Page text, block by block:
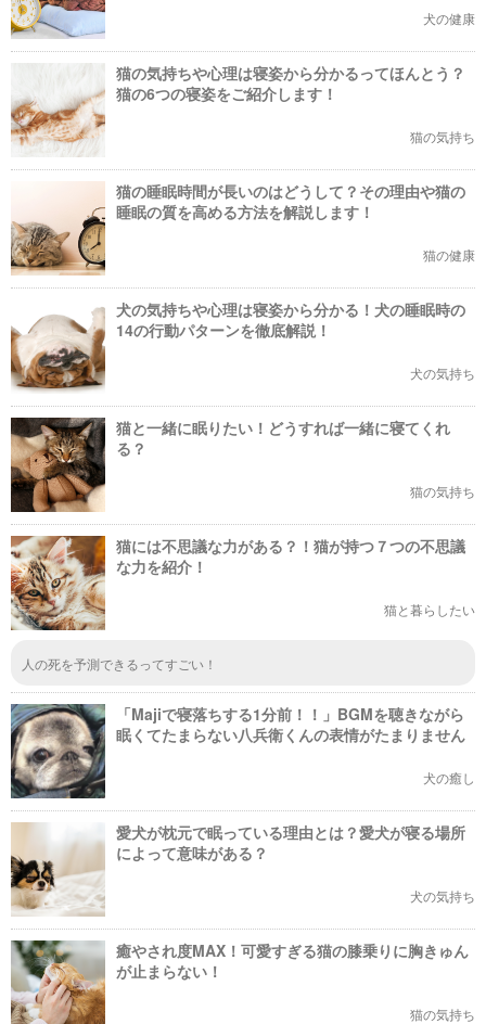
犬の健康
猫の気持ちや心理は寝姿から分かるってほんとう？
猫の6つの寝姿をご紹介します！
猫の気持ち
猫の睡眠時間が長いのはどうして？その理由や猫の
睡眠の質を高める方法を解説します！
猫の健康
犬の気持ちや心理は寝姿から分かる！犬の睡眠時の
14の行動パターンを徹底解説！
犬の気持ち
猫と一緒に眠りたい！どうすれば一緒に寝てくれ
る？
猫の気持ち
猫には不思議な力がある？！猫が持つ７つの不思議
な力を紹介！
猫と暮らしたい
人の死を予測できるってすごい！
「Majiで寝落ちする1分前！！」BGMを聴きながら
眠くてたまらない八兵衛くんの表情がたまりません
犬の癒し
愛犬が枕元で眠っている理由とは？愛犬が寝る場所
によって意味がある？
犬の気持ち
癒やされ度MAX！可愛すぎる猫の膝乗りに胸きゅん
が止まらない！
猫の気持ち